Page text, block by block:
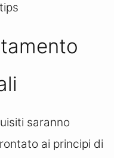
saranno
ai principi di